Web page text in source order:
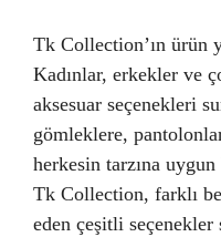
Tk Collection’ın ürün
Kadınlar, erkekler ve
aksesuar seçenekleri
gömleklere,
herkesin tarzına
Tk Collection, farklı
eden çeşitli